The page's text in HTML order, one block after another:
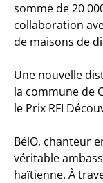
somme de 20
collaboration
de maisons de
Une nouvelle
la commune de
le Prix RFI
BélO, chanteur
véritable
haïtienne. À